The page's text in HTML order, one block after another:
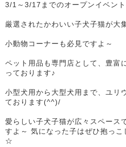
3/1～3/17までのオープンイベン
厳選されたかわいい子犬子猫が大
小動物コーナーも必見ですよ～
ペット用品も専門店として、豊富
っております♪
小型犬用から大型犬用まで、ユリ
ております(^^)/
愛らしい子犬子猫が広々スペース
すよ～ 気になった子はぜひ抱っ
☆